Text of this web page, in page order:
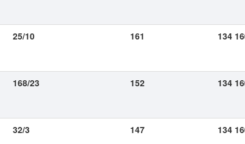
25/10 161 134
168/23 152 134
32/3 147 134